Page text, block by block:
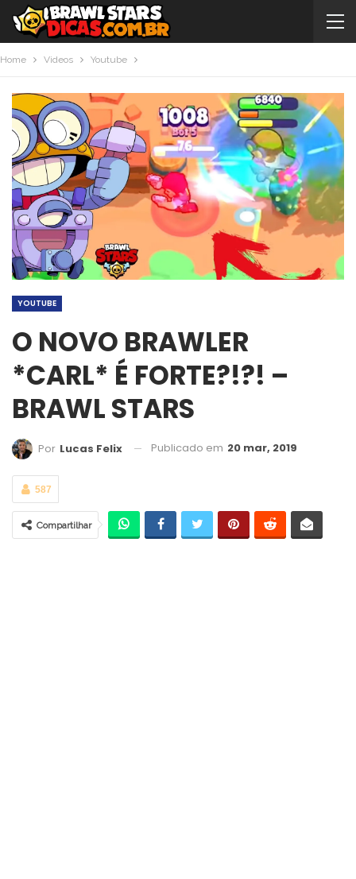
Home Videos Youtube
YOUTUBE
O NOVO BRAWLER
*CARL* É FORTE?!?! –
BRAWL STARS
Por Lucas Felix Publicado em 20 mar, 2019
587
Compartilhar